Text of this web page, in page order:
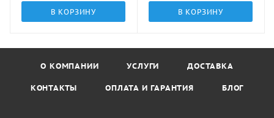
В КОРЗИНУ В КОРЗИНУ
О КОМПАНИИ УСЛУГИ ДОСТАВКА
КОНТАКТЫ ОПЛАТА И ГАРАНТИЯ БЛОГ